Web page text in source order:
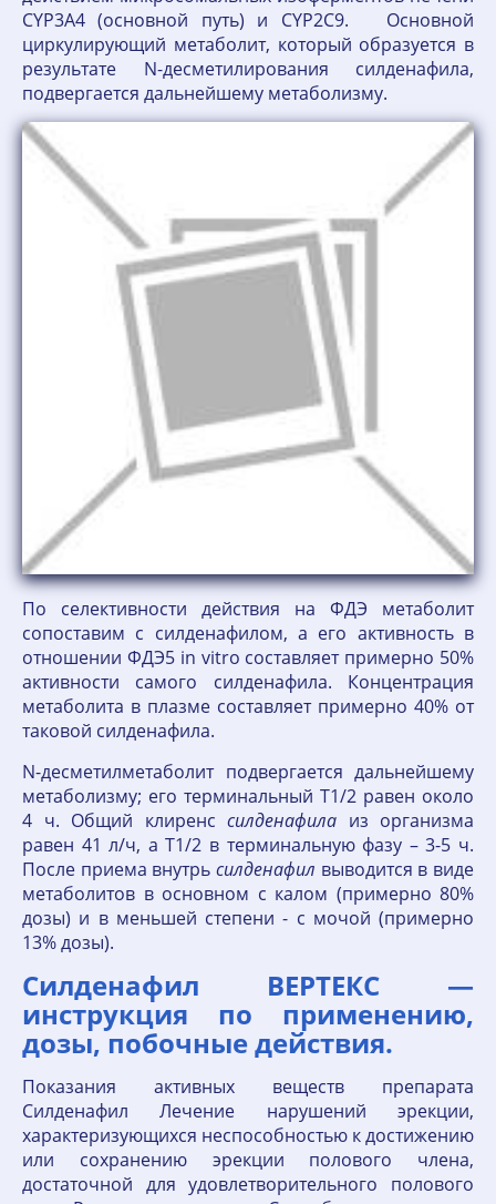
CYP3A4 (основной путь) и CYP2C9. Основной
циркулирующий метаболит, который образуется в
результате N-десметилирования силденафила,
подвергается дальнейшему метаболизму.
По селективности действия на ФДЭ метаболит
сопоставим с силденафилом, а его активность в
отношении ФДЭ5 in vitro составляет примерно 50%
активности самого силденафила. Концентрация
метаболита в плазме составляет примерно 40% от
таковой силденафила.
N-десметилметаболит подвергается дальнейшему
метаболизму; его терминальный T1/2 равен около
4 ч. Общий клиренс силденафила из организма
равен 41 л/ч, а T1/2 в терминальную фазу – 3-5 ч.
После приема внутрь силденафил выводится в виде
метаболитов в основном с калом (примерно 80%
дозы) и в меньшей степени - с мочой (примерно
13% дозы).
Силденафил ВЕРТЕКС —
инструкция по применению,
дозы, побочные действия.
Показания активных веществ препарата
Силденафил Лечение нарушений эрекции,
характеризующихся неспособностью к достижению
или сохранению эрекции полового члена,
достаточной для удовлетворительного полового